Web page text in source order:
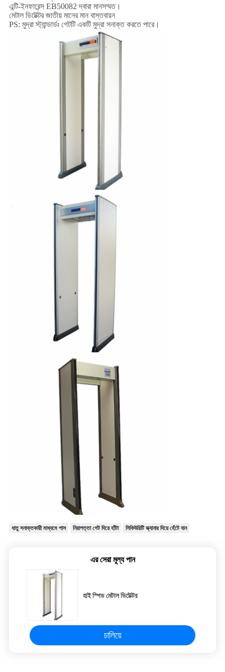
এন্টি-ইনফারেন্স EB50082 দ্বারা মানসম্মত।
মেটাল ডিটেক্টর জাতীয় মানের মান বাস্তবায়ন
PS: মুদ্রা স্ট্যান্ডার্ডঃ গেটটি একটি মুদ্রা সনাক্ত করতে পারে।
ধাতু সনাক্তকারী মাধ্যমে পাস নিরাপত্তা গেট দিয়ে হাঁটা সিকিউরিটি স্ক্যানার দিয়ে হেঁটে যান
এর সেরা মূল্য পান
হাই স্পিড মেটাল ডিটেক্টর
চালিয়ে